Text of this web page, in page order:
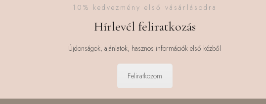
10% kedvezmény első vásárlásodra
Hírlevél feliratkozás
Újdonságok, ajánlatok, hasznos információk első kézből
Feliratkozom